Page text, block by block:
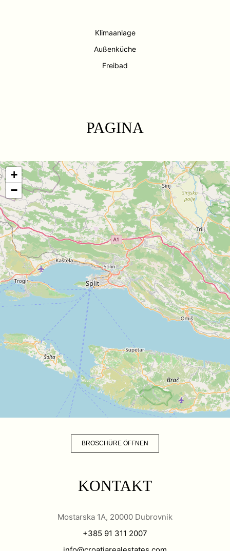
Klimaanlage
Außenküche
Freibad
PAGINA
+
−
BROSCHÜRE ÖFFNEN
KONTAKT
Mostarska 1A, 20000 Dubrovnik
+385 91 311 2007